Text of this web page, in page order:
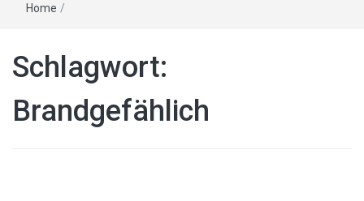
Home /
Schlagwort:
Brandgefählich